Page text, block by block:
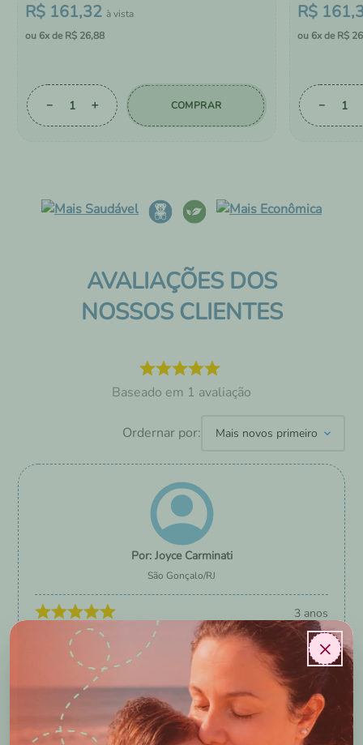
×
R$ 161,32
6 R$ 26,88
＋
－ COMPRAR
R$ 161,
6 R$ 26
－
AVALIAÇÕES DOS
NOSSOS CLIENTES
1 avaliação
Ordernar por: Mais novos primeiro
Joyce Carminati
São Gonçalo/RJ
3 anos
O toque é muito macio e gostoso. Pensei q seria quente,
ai quando comprei o enxoval completo, optei por não
escolher nenhuma desse material, mas depois li em
outros depoimentos q não era quente, ai fiz uma nova
compra e coloquei uma dessa p experimentar e gostei